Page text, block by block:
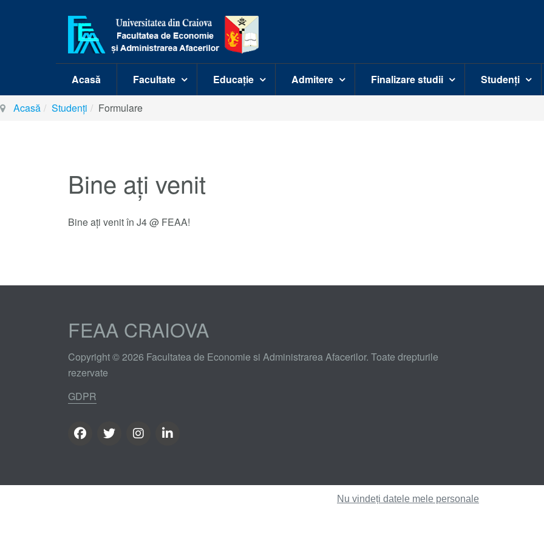
Acasă Facultate Educație Admitere Finalizare studii Studenți
Acasă Studenți Formulare
Bine ați venit
Bine ați venit în J4 @ FEAA!
FEAA CRAIOVA
Copyright © 2026 Facultatea de Economie si Administrarea Afacerilor. Toate drepturile
rezervate
GDPR
Nu vindeți datele mele personale